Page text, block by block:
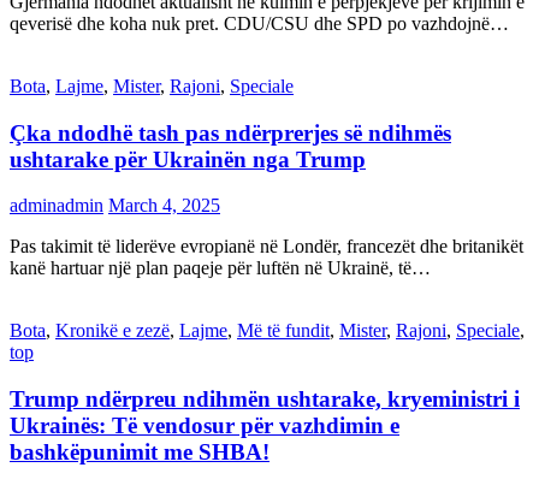
qeverisë dhe koha nuk pret. CDU/CSU dhe SPD po vazhdojnë…
Bota, Lajme, Mister, Rajoni, Speciale
Çka ndodhë tash pas ndërprerjes së ndihmës
ushtarake për Ukrainën nga Trump
adminadmin March 4, 2025
Pas takimit të liderëve evropianë në Londër, francezët dhe britanikët
kanë hartuar një plan paqeje për luftën në Ukrainë, të…
Bota, Kronikë e zezë, Lajme, Më të fundit, Mister, Rajoni, Speciale,
top
Trump ndërpreu ndihmën ushtarake, kryeministri i
Ukrainës: Të vendosur për vazhdimin e
bashkëpunimit me SHBA!